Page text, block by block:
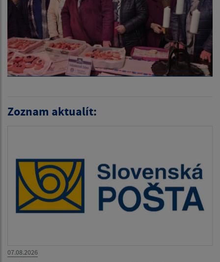
Zoznam aktualít:
07.08.2026